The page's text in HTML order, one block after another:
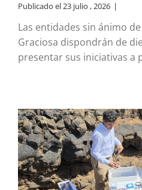
Publicado el 23 julio , 2026 |
Las entidades sin ánimo
Graciosa dispondrán de
presentar sus iniciativas a